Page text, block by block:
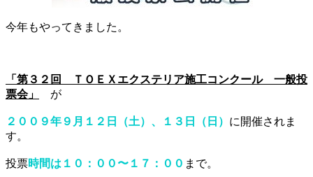
今年もやってきました。
「第３２回 ＴＯＥＸエクステリア施工コンクール 一般投
票会」
が
２００９年９月１２日（土）、１３日（日） に開催されま
す。
投票時間は１０：００〜１７：００ まで。